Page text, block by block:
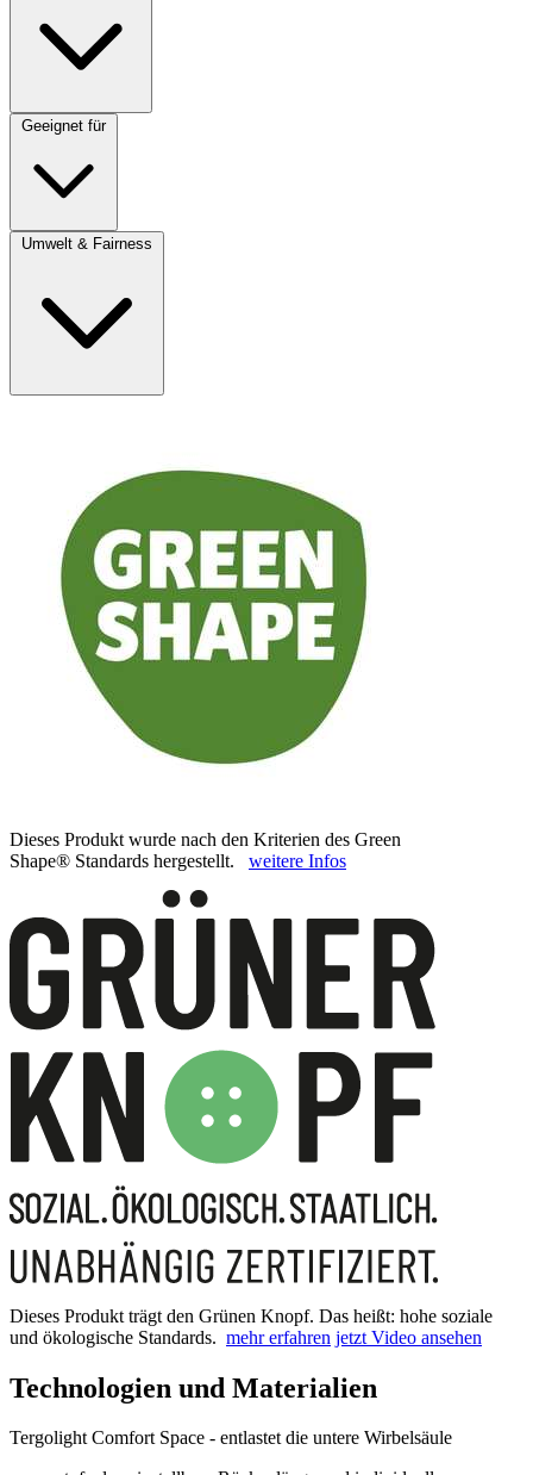
Geeignet für
Umwelt & Fairness
Dieses Produkt wurde nach den Kriterien des Green
Shape® Standards hergestellt. weitere Infos
Dieses Produkt trägt den Grünen Knopf. Das heißt: hohe soziale
und ökologische Standards. mehr erfahren jetzt Video ansehen
Technologien und Materialien
Tergolight Comfort Space - entlastet die untere Wirbelsäule